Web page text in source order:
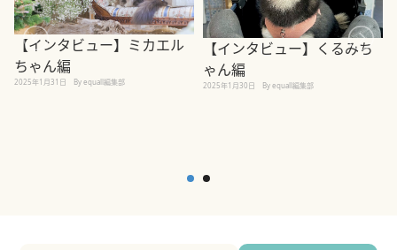
【インタビュー】ミカエル
ちゃん編
2025年1月31日 By equall編集部
【インタビュー】くるみち
ゃん編
2025年1月30日 By equall編集部